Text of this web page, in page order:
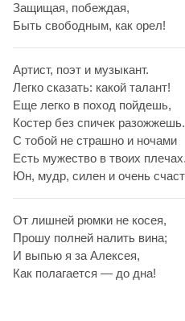
Защищая, побеждая,
Быть свободным, как орел!
Артист, поэт и музыкант.
Легко сказать: какой талант!
Еще легко в поход пойдешь,
Костер без спичек разожжешь.
С тобой не страшно и ночами
Есть мужество в твоих плечах.
Юн, мудр, силен и очень
От лишней рюмки не косея,
Прошу полней налить вина;
И выпью я за Алексея,
Как полагается — до дна!